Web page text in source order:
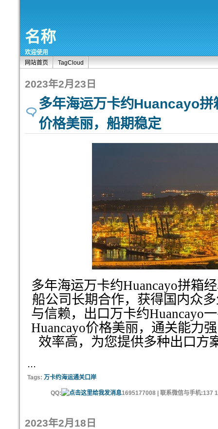
名称
欢迎使用
网站首页
TagCloud
2023年2月23日
多年海运万卡约Huancayo拼
价格美丽，船期稳定
多年海运万卡约Huancayo拼箱
船公司长期合作，获得国内众
与信赖，出口万卡约Huancayo
Huancayo价格美丽，通关能力
效率高，为您提供多种出口方
...
Tags: 万卡约海运通关口岸
QQ: 1695177008 | 联系微信与手机:137
2023年2月18日